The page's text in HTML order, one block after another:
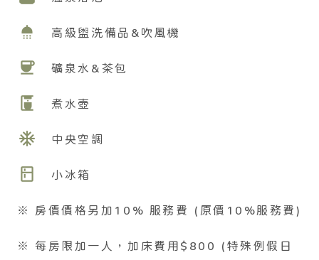
shower 高級盥洗備品&吹風機
coffee 礦泉水&茶包
coffee_maker 煮水壺
ac_unit 中央空調
kitchen 小冰箱
※ 房價價格另加10% 服務費 (原價10%服務費)
※ 每房限加一人，加床費用$800 (特殊例假日